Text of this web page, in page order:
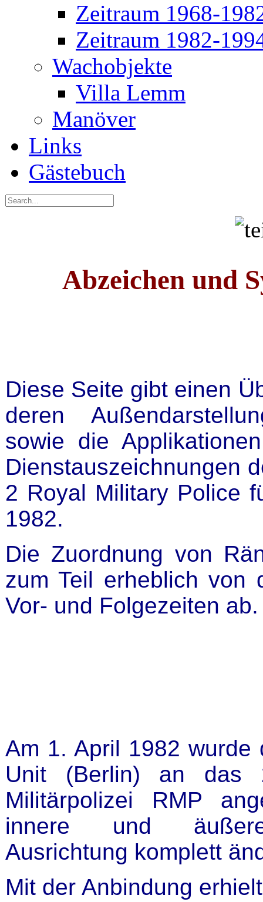
Zeitraum 1968-
Zeitraum 1982-
Wachobjekte
Villa Lemm
Manöver
Links
Gästebuch
Abzeichen und
Diese Seite gibt einen
deren
sowie die
Dienstauszeichnungen
2 Royal Military Police
1982.
Die Zuordnung von
zum Teil erheblich von
Vor- und Folgezeiten ab.
Am 1. April 1982 wurde
Unit (Berlin) an das
Militärpolizei RMP
innere und äußere
Ausrichtung komplett
Mit der Anbindung